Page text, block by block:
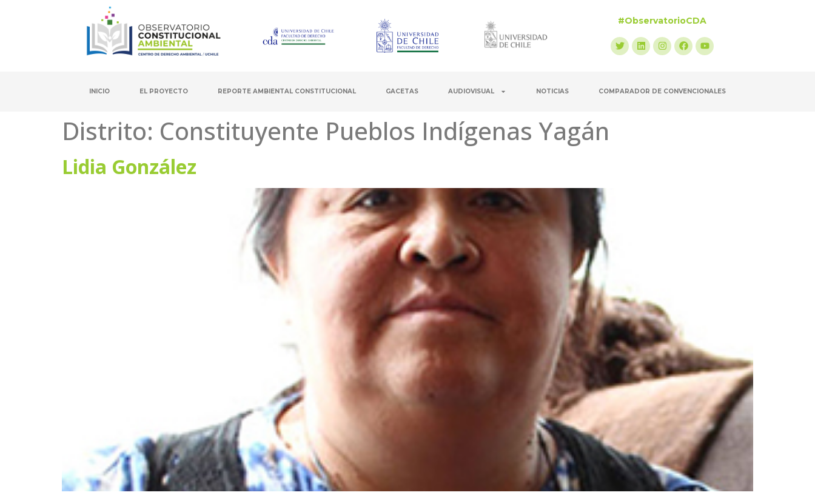
#ObservatorioCDA
INICIO EL PROYECTO REPORTE AMBIENTAL CONSTITUCIONAL GACETAS AUDIOVISUAL NOTICIAS COMPARADOR DE CONVENCIONALES
Distrito: Constituyente Pueblos Indígenas Yagán
Lidia González